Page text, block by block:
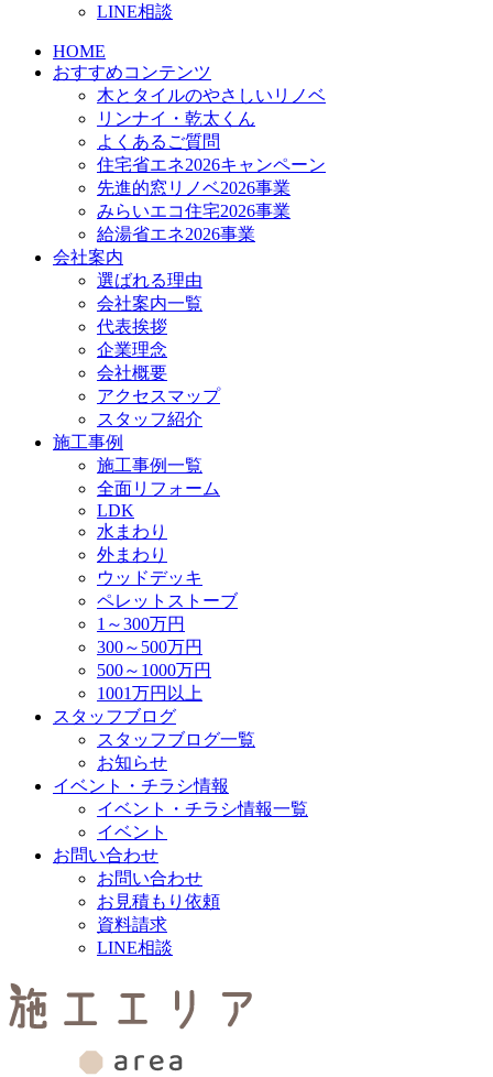
LINE相談
HOME
おすすめコンテンツ
木とタイルのやさしいリノベ
リンナイ・乾太くん
よくあるご質問
住宅省エネ2026キャンペーン
先進的窓リノベ2026事業
みらいエコ住宅2026事業
給湯省エネ2026事業
会社案内
選ばれる理由
会社案内一覧
代表挨拶
企業理念
会社概要
アクセスマップ
スタッフ紹介
施工事例
施工事例一覧
全面リフォーム
LDK
水まわり
外まわり
ウッドデッキ
ペレットストーブ
1～300万円
300～500万円
500～1000万円
1001万円以上
スタッフブログ
スタッフブログ一覧
お知らせ
イベント・チラシ情報
イベント・チラシ情報一覧
イベント
お問い合わせ
お問い合わせ
お見積もり依頼
資料請求
LINE相談